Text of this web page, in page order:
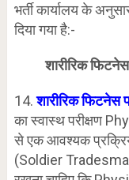
भर्ती कार्यालय के
दिया गया है:-
शारीरिक
14.शारीरिक फिटनेस
का स्वास्थ परीक्षण
से एक आवश्यक
(Soldier